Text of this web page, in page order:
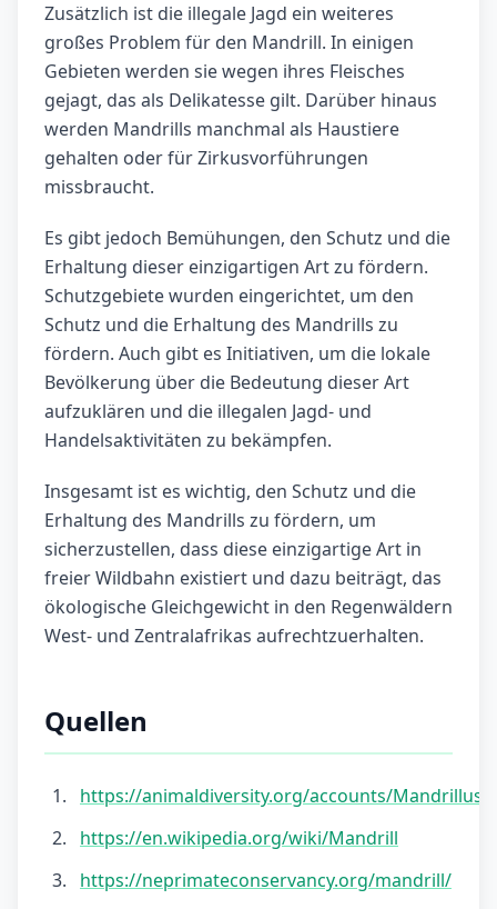
Zusätzlich ist die illegale Jagd ein weiteres
großes Problem für den Mandrill. In einigen
Gebieten werden sie wegen ihres Fleisches
gejagt, das als Delikatesse gilt. Darüber hinaus
werden Mandrills manchmal als Haustiere
gehalten oder für Zirkusvorführungen
missbraucht.
Es gibt jedoch Bemühungen, den Schutz und die
Erhaltung dieser einzigartigen Art zu fördern.
Schutzgebiete wurden eingerichtet, um den
Schutz und die Erhaltung des Mandrills zu
fördern. Auch gibt es Initiativen, um die lokale
Bevölkerung über die Bedeutung dieser Art
aufzuklären und die illegalen Jagd- und
Handelsaktivitäten zu bekämpfen.
Insgesamt ist es wichtig, den Schutz und die
Erhaltung des Mandrills zu fördern, um
sicherzustellen, dass diese einzigartige Art in
freier Wildbahn existiert und dazu beiträgt, das
ökologische Gleichgewicht in den Regenwäldern
West- und Zentralafrikas aufrechtzuerhalten.
Quellen
https://animaldiversity.org/accounts/
https://en.wikipedia.org/wiki/Mandrill
https://neprimateconservancy.org/mandrill/